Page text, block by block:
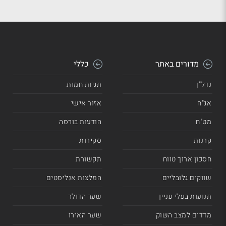
מדורים באתר
נדל"ן
אג"ח
מט"ח
קרנות
חסכון ארוך טווח
שווקים גלובליים
תנועות בעלי עניין
מדדים למצב השוק
כללי
תגיות חמות
אזור אישי
הודעות בורסה
סקירות
תקשורת
המלצות אנליסטים
שער הדולר
שער האירו